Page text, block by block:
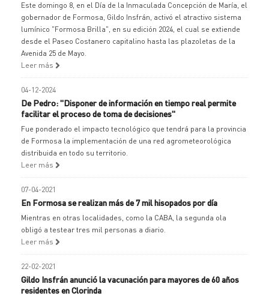
Este domingo 8, en el Día de la Inmaculada Concepción de María, el
gobernador de Formosa, Gildo Insfrán, activó el atractivo sistema
lumínico "Formosa Brilla", en su edición 2024, el cual se extiende
desde el Paseo Costanero capitalino hasta las plazoletas de la
Avenida 25 de Mayo.
Leer más
04-12-2024
De Pedro: "Disponer de información en tiempo real permite
facilitar el proceso de toma de decisiones"
Fue ponderado el impacto tecnológico que tendrá para la provincia
de Formosa la implementación de una red agrometeorológica
distribuida en todo su territorio.
Leer más
07-04-2021
En Formosa se realizan más de 7 mil hisopados por día
Mientras en otras localidades, como la CABA, la segunda ola
obligó a testear tres mil personas a diario.
Leer más
22-02-2021
Gildo Insfrán anunció la vacunación para mayores de 60 años
residentes en Clorinda